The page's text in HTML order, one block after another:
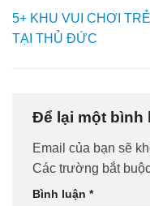
5+ KHU VUI CHƠI
TẠI THỦ ĐỨC
Để lại một bình
Email của bạn sẽ
Các trường bắt
Bình luận *